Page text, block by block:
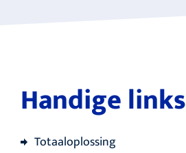
Handige links
Totaaloplossing